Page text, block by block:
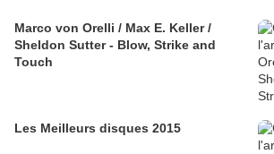
Marco von Orelli / Max E. Keller /
Sheldon Sutter - Blow, Strike and
Touch
Les Meilleurs disques 2015